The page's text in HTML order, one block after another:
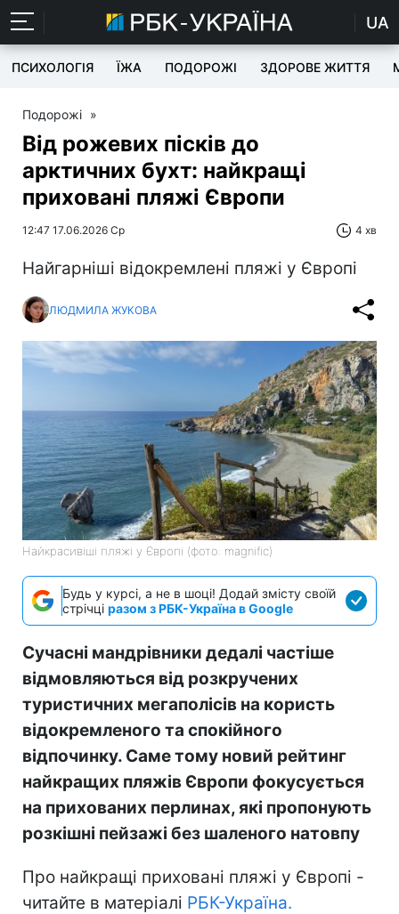
UA
ПСИХОЛОГІЯ ЇЖА ПОДОРОЖІ ЗДОРОВЕ ЖИТТЯ
Подорожі »
Від рожевих пісків до
арктичних бухт: найкращі
приховані пляжі Європи
12:47 17.06.2026 Ср 4 хв
Найгарніші відокремлені пляжі у Європі
ЛЮДМИЛА ЖУКОВА
Найкрасивіші пляжі у Європі (фото: magnific)
Будь у курсі, а не в шоці! Додай змісту своїй
стрічці разом з РБК-Україна в Google
Сучасні мандрівники дедалі частіше
відмовляються від розкручених
туристичних мегаполісів на користь
відокремленого та спокійного
відпочинку. Саме тому новий рейтинг
найкращих пляжів Європи фокусується
на прихованих перлинах, які пропонують
розкішні пейзажі без шаленого натовпу
Про найкращі приховані пляжі у Європі -
читайте в матеріалі РБК-Україна.